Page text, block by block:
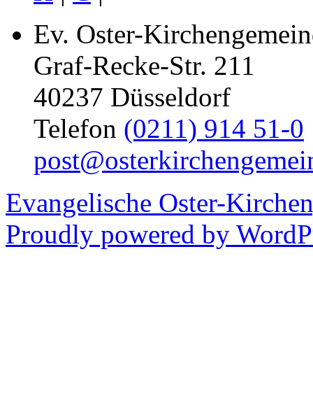
Ev. Oster-
Graf-Recke-Str. 211
40237 Düsseldorf
Telefon (0211) 914 51-0
Evangelische Oster-
Proudly powered by